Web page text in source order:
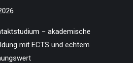
– akademische
mit ECTS und echtem